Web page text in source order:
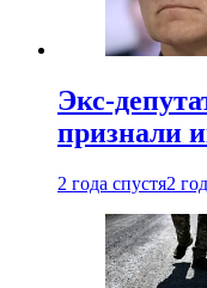
Экс-
признали
2 года спустя2